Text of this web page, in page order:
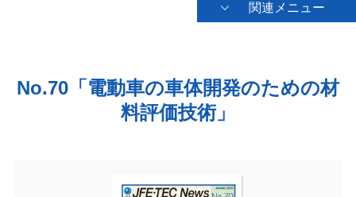
関連メニュー
No.70「電動車の車体開発のための材
料評価技術」